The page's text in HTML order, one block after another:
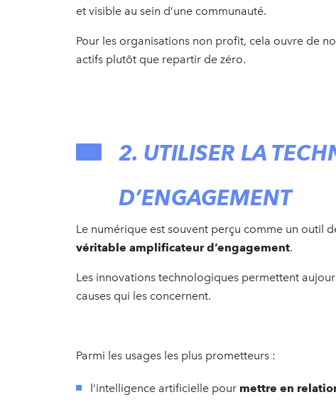
et visible au sein d’une communauté.
Pour les organisations non profit, cela ouvre de
actifs plutôt que repartir de zéro.
2. UTILISER LA
D’ENGAGEMENT
Le numérique est souvent perçu comme un outil
véritable amplificateur d’engagement.
Les innovations technologiques permettent
causes qui les concernent.
Parmi les usages les plus prometteurs :
l’intelligence artificielle pour mettre en